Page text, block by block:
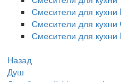
Смесители для кухни
Смесители для кухни
Смесители для кухни
Назад
Душ